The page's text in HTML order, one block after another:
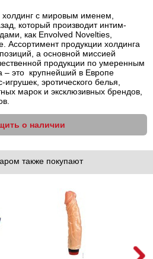
холдинг с мировым именем,
который производит интим-
как Envolved Novelties,
Ассортимент продукции холдинга
а основной миссией
продукции по умеренным
– это крупнейший в Европе
эротического белья,
марок и эксклюзивных брендов,
о наличии
также покупают